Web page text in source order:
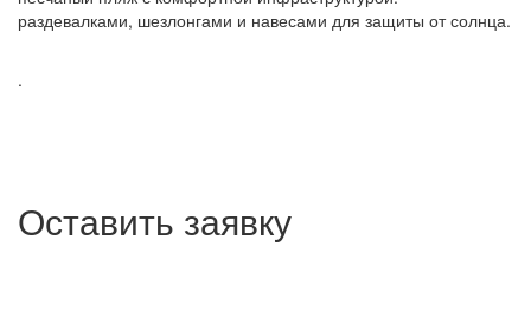
раздевалками, шезлонгами и навесами для защиты от солнца.
.
Оставить заявку